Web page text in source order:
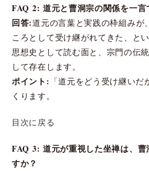
FAQ 2: 道元と曹洞宗の関係を一言
回答:道元の言葉と実践の枠組みが
ころとして受け継がれてきた、と
思想史として読む面と、宗門の伝
して存在します。
ポイント: 「道元をどう受け継い
くります。
目次に戻る
FAQ 3: 道元が重視した坐禅は、
すか？